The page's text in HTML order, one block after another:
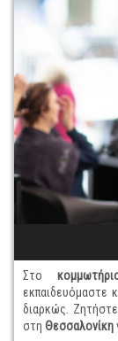
Στο
εκπαιδευόμαστε
διαρκώς.
στηΘεσσαλονίκη